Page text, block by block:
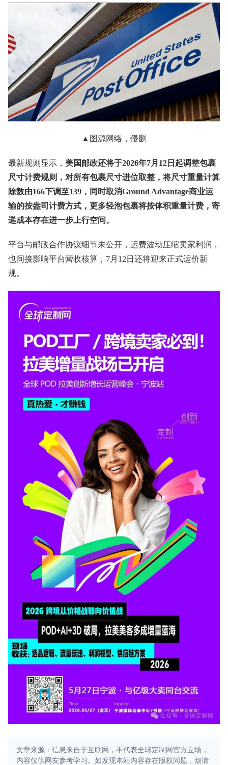
▲图源网络，侵删
最新规则显示， 美国邮政还将于2026年7月12日起调整包裹
尺寸计费规则，对所有包裹尺寸进位取整，将尺寸重量计算
除数由166下调至139，同时取消Ground Advantage商业运
输的按盎司计费方式，更多轻泡包裹将按体积重量计费，寄
递成本存在进一步上行空间。
平台与邮政合作协议细节未公开，运费波动压缩卖家利润，
也间接影响平台营收核算，7月12日还将迎来正式运价新
规。
文章来源：信息来自于互联网，不代表全球定制网官方立场，
内容仅供网友参考学习。如发现本站内容存在版权问题，烦请